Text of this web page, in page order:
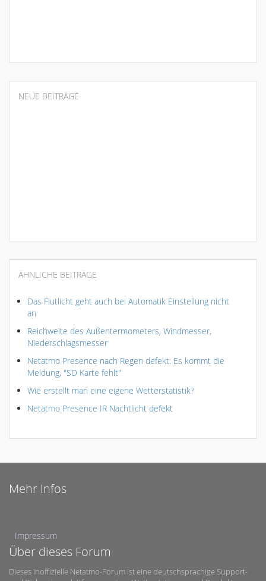
NEUE BEITRÄGE
ÄHNLICHE BEITRÄGE
Das Flutlicht geht auch bei Automatik Einstellung nicht
an
Reichweite des Außentermometers, Windmesser,
Niederschlagsmesser
Netatmo Presence nach Regen defekt. Es kommt die
Meldung, "SD Karte fehlt"
Wie erstellt man eine eigene Wetterstatistik?
Netatmo Presence IR Nachtlicht defekt
Mehr Infos
Impressum
Über dieses Forum
Dieses inoffizielle Netatmo-Forum ist eine deutschsprachige Support-